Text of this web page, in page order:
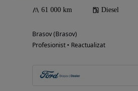
61 000 km Diesel
Brasov (Brasov)
Profesionist • Reactualizat